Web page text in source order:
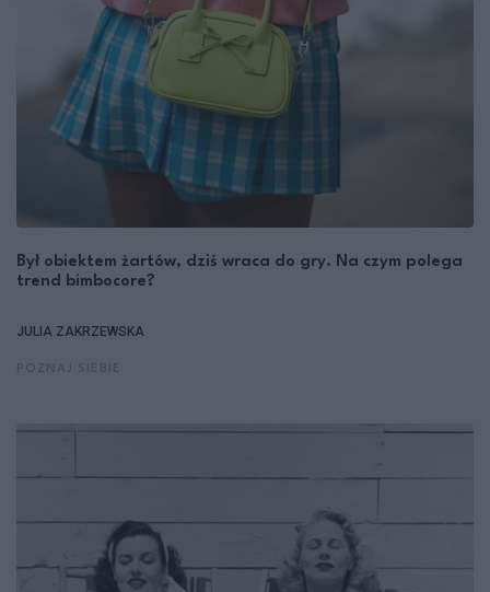
Był obiektem żartów, dziś wraca do gry. Na czym polega
trend bimbocore?
JULIA ZAKRZEWSKA